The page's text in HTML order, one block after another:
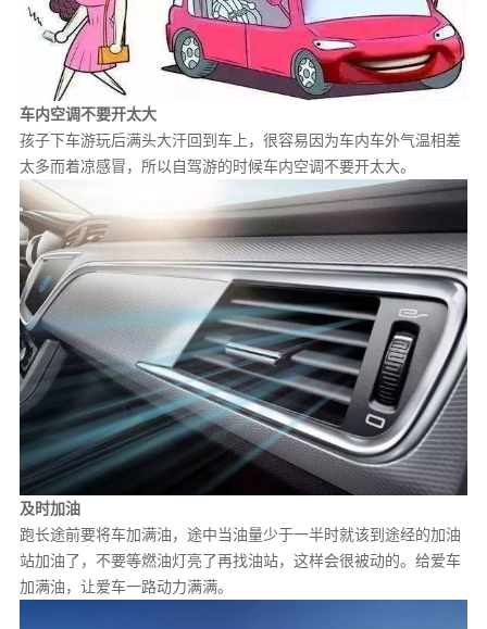
车内空调不要开太大
孩子下车游玩后满头大汗回到车上，很容易因为车内车外气温相差
太多而着凉感冒，所以自驾游的时候车内空调不要开太大。
及时加油
跑长途前要将车加满油，途中当油量少于一半时就该到途经的加油
站加油了，不要等燃油灯亮了再找油站，这样会很被动的。给爱车
加满油，让爱车一路动力满满。